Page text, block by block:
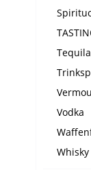
Tequila
Vodka
Whisky